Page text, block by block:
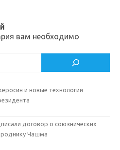
ь
вам необходимо
и новые технологии
договор о союзнических
роднику Чашма